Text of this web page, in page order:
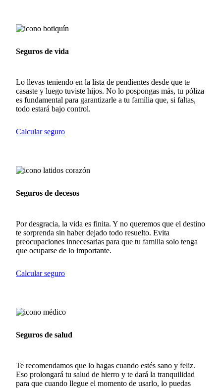
Seguros de vida
Lo llevas teniendo en la lista de pendientes desde que te
casaste y luego tuviste hijos. No lo pospongas más, tu póliza
es fundamental para garantizarle a tu familia que, si faltas,
todo estará bajo control.
Calcular seguro
Seguros de decesos
Por desgracia, la vida es finita. Y no queremos que el destino
te sorprenda sin haber dejado todo resuelto. Evita
preocupaciones innecesarias para que tu familia solo tenga
que ocuparse de lo importante.
Calcular seguro
Seguros de salud
Te recomendamos que lo hagas cuando estés sano y feliz.
Eso prolongará tu salud de hierro y te dará la tranquilidad
para que cuando llegue el momento de usarlo, lo puedas